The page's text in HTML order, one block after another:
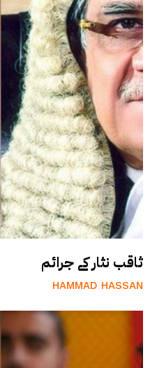
ثاقب نثار کے جرائم
HAMMAD HASSAN